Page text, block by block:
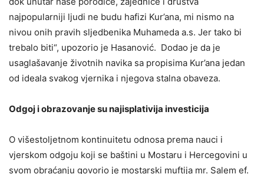
najpopularniji ljudi ne budu hafizi Kur’ana, mi nismo na
nivou onih pravih sljedbenika Muhameda a.s. Jer tako bi
trebalo biti“, upozorio je Hasanović. Dodao je da je
usaglašavanje životnih navika sa propisima Kur’ana jedan
od ideala svakog vjernika i njegova stalna obaveza.
Odgoj i obrazovanje su najisplativija investicija
O višestoljetnom kontinuitetu odnosa prema nauci i
vjerskom odgoju koji se baštini u Mostaru i Hercegovini u
svom obraćanju govorio je mostarski muftija mr. Salem ef.